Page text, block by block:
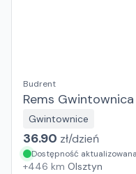
Budrent
Rems
Gwintownice
36.90 zł/dzień
Dostępność
+446 km Olsztyn